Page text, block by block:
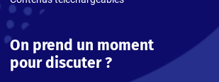
On prend un moment
pour discuter ?